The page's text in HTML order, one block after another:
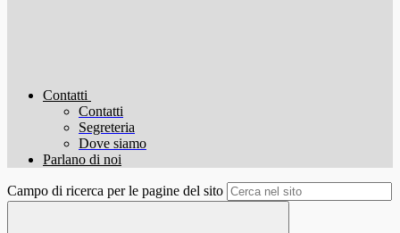
Contatti
Contatti
Segreteria
Dove siamo
Parlano di noi
Campo di ricerca per le pagine del sito